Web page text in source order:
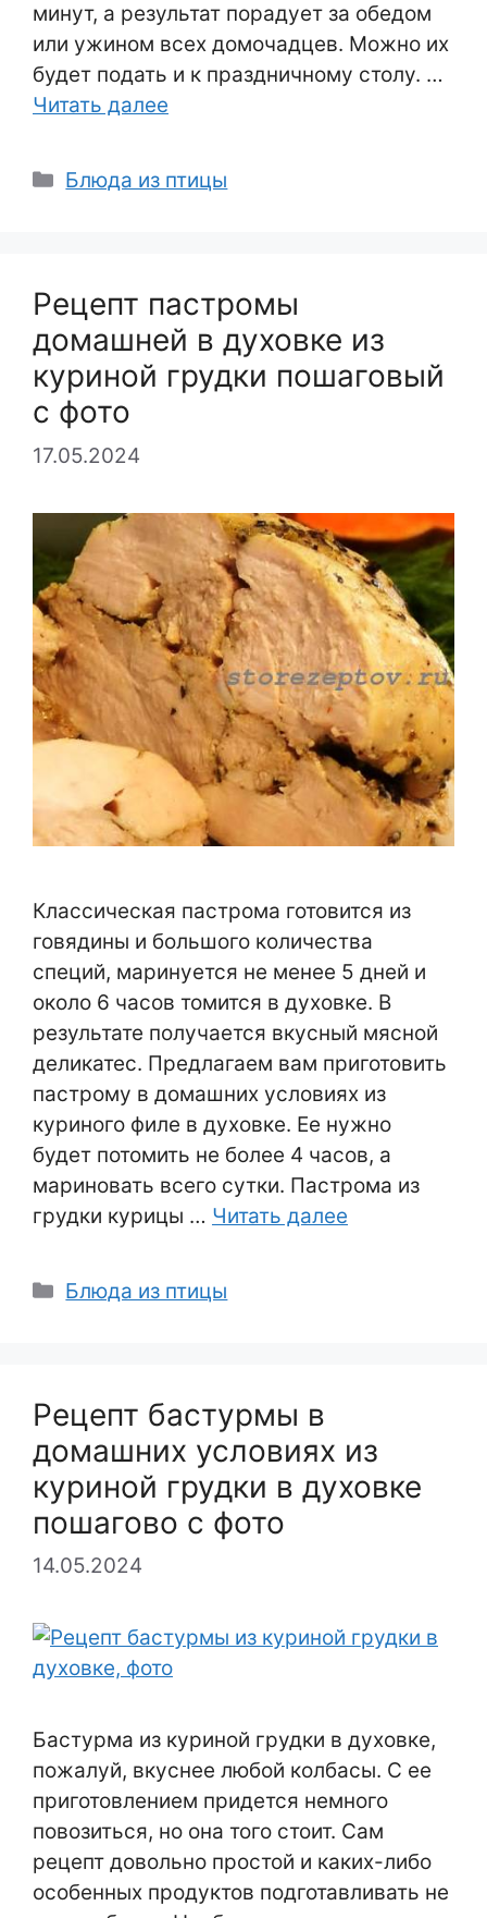
минут, а результат порадует за обедом
или ужином всех домочадцев. Можно их
будет подать и к праздничному столу. …
Читать далее
Рубрики
Блюда из птицы
Рецепт пастромы
домашней в духовке из
куриной грудки пошаговый
с фото
17.05.2024
Классическая пастрома готовится из
говядины и большого количества
специй, маринуется не менее 5 дней и
около 6 часов томится в духовке. В
результате получается вкусный мясной
деликатес. Предлагаем вам приготовить
пастрому в домашних условиях из
куриного филе в духовке. Ее нужно
будет потомить не более 4 часов, а
мариновать всего сутки. Пастрома из
грудки курицы … Читать далее
Рубрики
Блюда из птицы
Рецепт бастурмы в
домашних условиях из
куриной грудки в духовке
пошагово с фото
14.05.2024
Бастурма из куриной грудки в духовке,
пожалуй, вкуснее любой колбасы. С ее
приготовлением придется немного
повозиться, но она того стоит. Сам
рецепт довольно простой и каких-либо
особенных продуктов подготавливать не